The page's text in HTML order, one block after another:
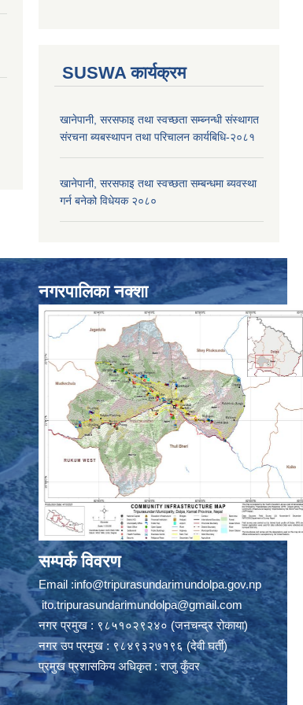
SUSWA कार्यक्रम
खानेपानी, सरसफाइ तथा स्वच्छता सम्ब्नन्धी संस्थागत
संरचना ब्यबस्थापन तथा परिचालन कार्यबिधि-२०८१
खानेपानी, सरसफाइ तथा स्वच्छता सम्बन्धमा ब्यवस्था
गर्न बनेको विधेयक २०८०
नगरपालिका नक्शा
सम्पर्क विवरण
Email :info@tripurasundarimundolpa.gov.np
ito.tripurasundarimundolpa@gmail.com
नगर प्रमुख : ९८५१०२९२४० (जनचन्द्र रोकाया)
नगर उप प्रमुख : ९८४९३२७१९६ (देवी घर्ती)
प्रमुख प्रशासकिय अधिकृत : राजु कुँवर